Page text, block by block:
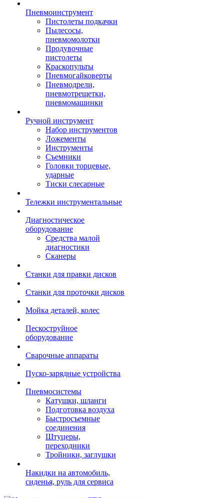
Пневмоинструмент
Пистолеты подкачки
Пылесосы,
пневмомолотки
Продувочные
пистолеты
Краскопульты
Пневмогайковерты
Пневмодрели,
пневмотрещетки,
пневмомашинки
Ручной инструмент
Набор инструментов
Ложементы
Инструменты
Съемники
Головки торцевые,
ударные
Тиски слесарные
Тележки инструментальные
Диагностическое
оборудование
Средства малой
диагностики
Сканеры
Станки для правки дисков
Станки для проточки дисков
Мойка деталей, колес
Пескоструйное
оборудование
Сварочные аппараты
Пуско-зарядные устройства
Пневмосистемы
Катушки, шланги
Подготовка воздуха
Быстросъемные
соединения
Штуцеры,
переходники
Тройники, заглушки
Накидки на автомобиль,
сиденья, руль для сервиса